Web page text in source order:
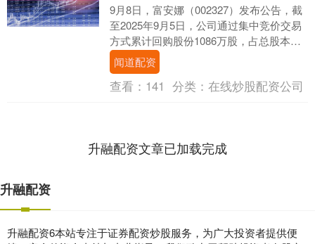
9月8日，富安娜（002327）发布公告，截
至2025年9月5日，公司通过集中竞价交易
方式累计回购股份1086万股，占总股本的
1.2951%，回购总金额为793....
闻道配资
查看： 141 分类： 在线炒股配资公司
升融配资文章已加载完成
升融配资
升融配资6本站专注于证券配资炒股服务，为广大投资者提供便